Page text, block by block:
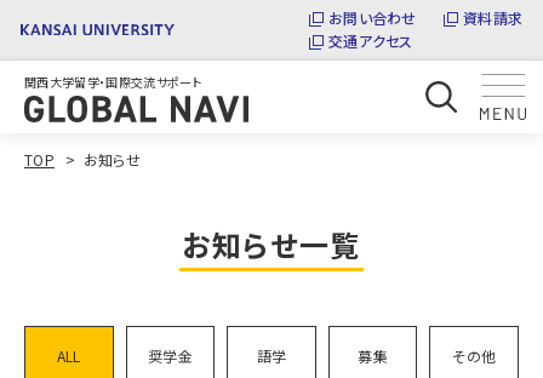
お問い合わせ
資料請求
交通アクセス
関西大学留学・国際交流サポート
TOP お知らせ
お知らせ一覧
ALL 奨学金 語学 募集 その他